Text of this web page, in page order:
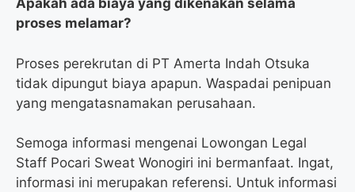
Apakah ada biaya yang dikenakan selama
proses melamar?
Proses perekrutan di PT Amerta Indah Otsuka
tidak dipungut biaya apapun. Waspadai penipuan
yang mengatasnamakan perusahaan.
Semoga informasi mengenai Lowongan Legal
Staff Pocari Sweat Wonogiri ini bermanfaat. Ingat,
informasi ini merupakan referensi. Untuk informasi